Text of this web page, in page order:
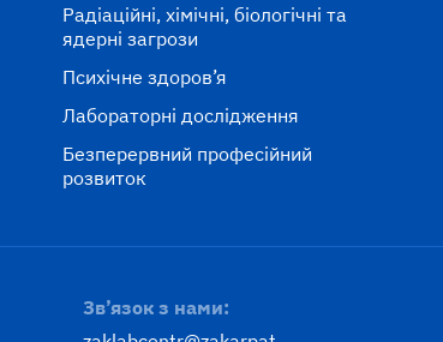
Радіаційні, хімічні, біологічні та
ядерні загрози
Психічне здоров’я
Лабораторні дослідження
Безперервний професійний
розвиток
Зв’язок з нами: